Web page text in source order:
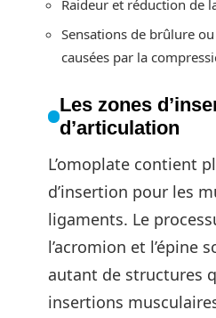
Raideur et réduction de
Sensations de brûlure
causées par la
Les zones
d’articulation
L’omoplate contient
d’insertion pour les
ligaments. Le
l’acromion et l’épine
autant de structures
insertions